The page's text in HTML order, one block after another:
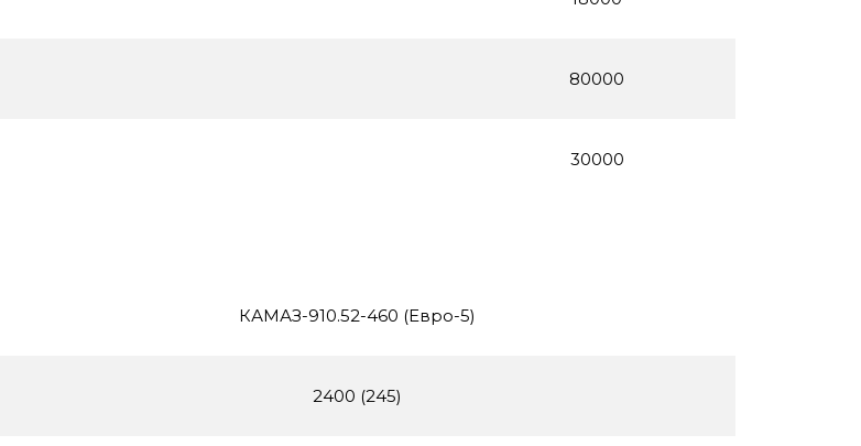
80000
30000
КАМАЗ-910.52-460 (Евро-5)
2400 (245)